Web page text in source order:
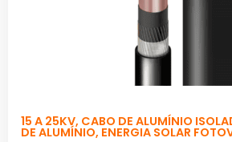
15 A 25KV, CABO DE ALUMÍNIO
DE ALUMÍNIO, ENERGIA SOLAR